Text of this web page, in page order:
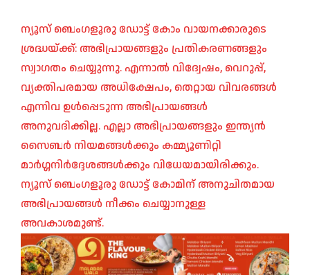
ന്യൂസ് ബെംഗളൂരു ഡോട്ട് കോം വായനക്കാരുടെ
ശ്രദ്ധയ്ക്ക്: അഭിപ്രായങ്ങളും പ്രതികരണങ്ങളും
സ്വാഗതം ചെയ്യുന്നു. എന്നാൽ വിദ്വേഷം, വെറുപ്പ്,
വ്യക്തിപരമായ അധിക്ഷേപം, തെറ്റായ വിവരങ്ങൾ
എന്നിവ ഉൾപ്പെടുന്ന അഭിപ്രായങ്ങൾ
അനുവദിക്കില്ല. എല്ലാ അഭിപ്രായങ്ങളും ഇന്ത്യൻ
സൈബർ നിയമങ്ങൾക്കും കമ്മ്യൂണിറ്റി
മാർഗ്ഗനിർദ്ദേശങ്ങൾക്കും വിധേയമായിരിക്കും.
ന്യൂസ് ബെംഗളൂരു ഡോട്ട് കോമിന് അനുചിതമായ
അഭിപ്രായങ്ങൾ നീക്കം ചെയ്യാനുള്ള
അവകാശമുണ്ട്.